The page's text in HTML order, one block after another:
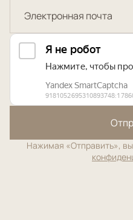
Нажимая «Отправить»,